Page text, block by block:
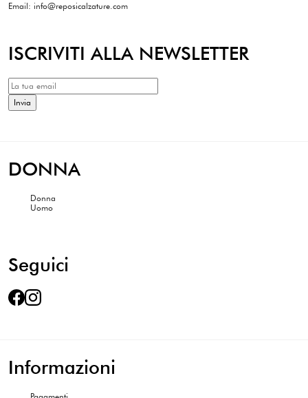
Email: info@reposicalzature.com
ISCRIVITI ALLA NEWSLETTER
Informazioni
DONNA
Donna
Uomo
Seguici